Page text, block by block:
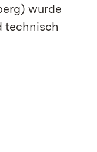
wurde
technisch